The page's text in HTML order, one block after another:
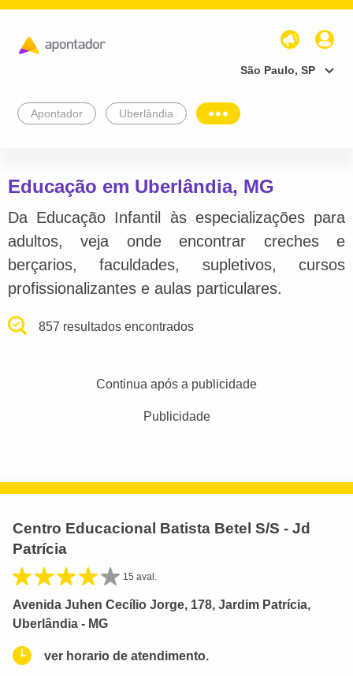
São Paulo, SP
Apontador Uberlândia
Educação em Uberlândia, MG
Da Educação Infantil às especializações para
adultos, veja onde encontrar creches e
berçarios, faculdades, supletivos, cursos
profissionalizantes e aulas particulares.
857 resultados encontrados
Continua após a publicidade
Publicidade
Centro Educacional Batista Betel S/S - Jd
Patrícia
15 aval.
Avenida Juhen Cecílio Jorge, 178, Jardim Patrícia,
Uberlândia - MG
ver horario de atendimento.